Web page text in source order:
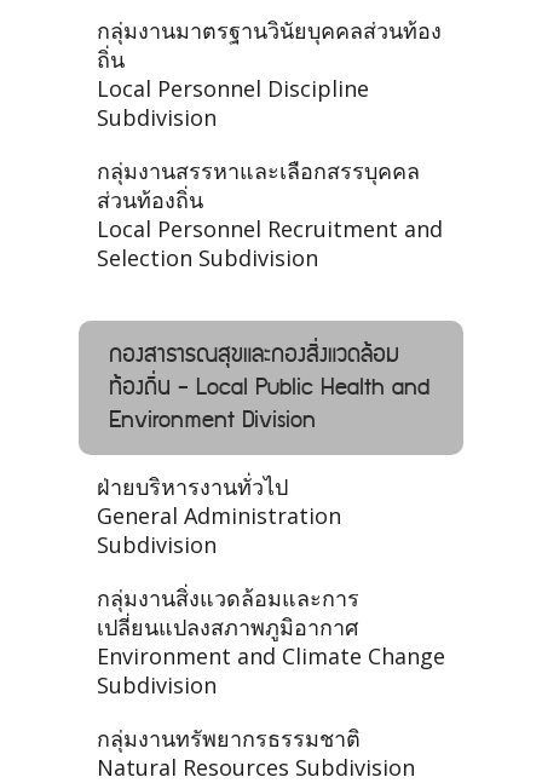
กลุ่มงานมาตรฐานวินัยบุคคลส่วนท้อง
ถิ่น
Local Personnel Discipline
Subdivision
กลุ่มงานสรรหาและเลือกสรรบุคคล
ส่วนท้องถิ่น
Local Personnel Recruitment and
Selection Subdivision
กองสาธารณสุขและกองสิ่งแวดล้อม
ท้องถิ่น - Local Public Health and
Environment Division
ฝ่ายบริหารงานทั่วไป
General Administration
Subdivision
กลุ่มงานสิ่งแวดล้อมและการ
เปลี่ยนแปลงสภาพภูมิอากาศ
Environment and Climate Change
Subdivision
กลุ่มงานทรัพยากรธรรมชาติ
Natural Resources Subdivision